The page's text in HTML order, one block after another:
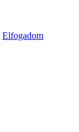
Elfogadom